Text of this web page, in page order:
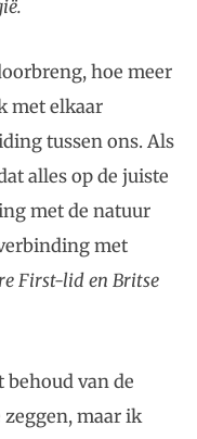
hoe meer
met elkaar
tussen ons. Als
alles op de juiste
met de natuur
met
First-lid en Britse
van de
maar ik